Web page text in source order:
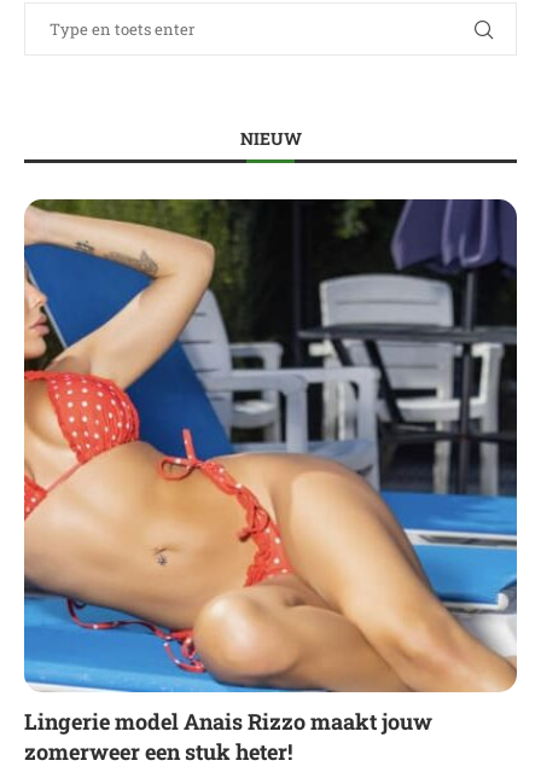
NIEUW
Lingerie model Anais Rizzo maakt jouw
zomerweer een stuk heter!